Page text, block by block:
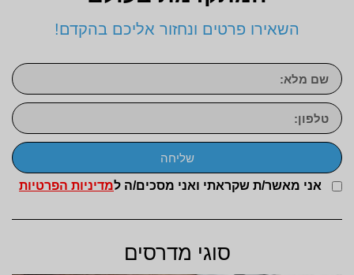
השאירו פרטים ונחזור אליכם בהקדם!
אני מאשר/ת שקראתי ואני מסכים/ה למדיניות הפרטיות
שליחה
סוגי מדרסים